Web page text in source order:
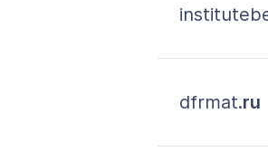
dfrmat.ru